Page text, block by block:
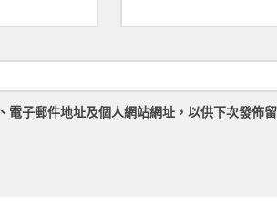
電子郵件地址及個人網站網址，以供下次發佈